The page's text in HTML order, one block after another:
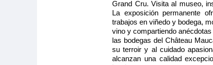
Tamaño
13.00m2 2
Categoría
Grand Cru. Visita al museo,
La exposición permanente
trabajos en viñedo y bodega,
vino y compartiendo
las bodegas del Château
su terroir y al cuidado
alcanzan una calidad